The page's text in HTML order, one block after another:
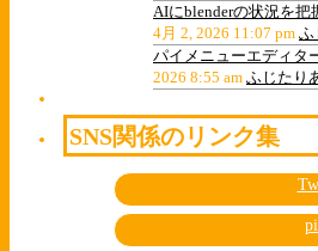
AIにblenderの状況を
4月 2, 2026 11:07 pm ふ
パイメニューエディタ
2026 8:55 am ふじたり
SNS関係のリンク集